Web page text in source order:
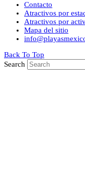
Contacto
Atractivos por
Atractivos por
Mapa del sitio
Back To Top
Search